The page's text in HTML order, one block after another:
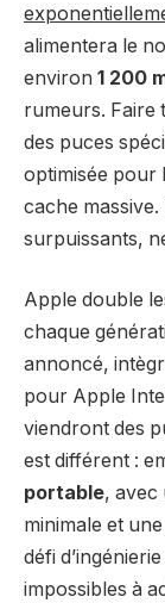
alimentera le
environ 1 200
rumeurs. Faire
des puces
optimisée pour
cache massive.
surpuissants,
Apple double
chaque
annoncé,
pour Apple
viendront des
est différent :
portable, avec
minimale et
défi
impossibles à